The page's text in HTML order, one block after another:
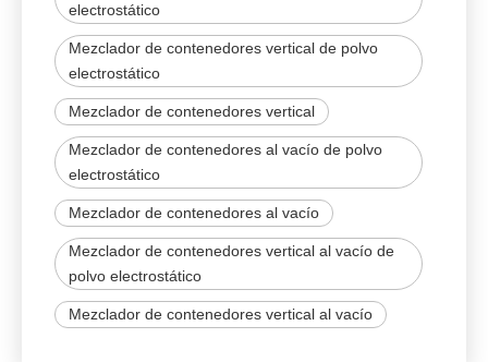
electrostático
Mezclador de contenedores vertical de polvo
electrostático
Mezclador de contenedores vertical
Mezclador de contenedores al vacío de polvo
electrostático
Mezclador de contenedores al vacío
Mezclador de contenedores vertical al vacío de
polvo electrostático
Mezclador de contenedores vertical al vacío